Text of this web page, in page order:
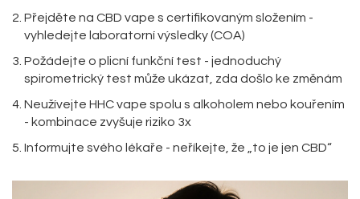
Přejděte na CBD vape s certifikovaným složením -
vyhledejte laboratorní výsledky (COA)
Požádejte o plicní funkční test - jednoduchý
spirometrický test může ukázat, zda došlo ke změnám
Neužívejte HHC vape spolu s alkoholem nebo kouřením
- kombinace zvyšuje riziko 3x
Informujte svého lékaře - neříkejte, že „to je jen CBD“